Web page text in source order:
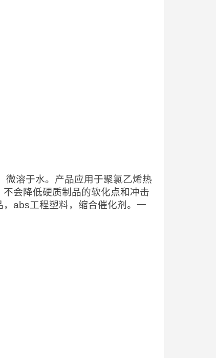
微溶于水。产品应用于聚氯乙烯热
会降低硬质制品的软化点和冲击
abs工程塑料，缩合催化剂。一